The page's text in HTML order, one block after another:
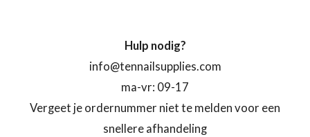
Hulp nodig?
info@tennailsupplies.com
ma-vr: 09-17
Vergeet je ordernummer niet te melden voor een
snellere afhandeling